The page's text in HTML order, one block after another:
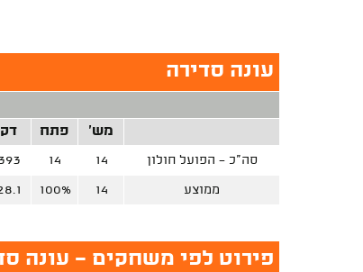
עונה סדירה
מש'
פתח דק
סה"כ - הפועל חולון 14
14
ממוצע 14
100%
פירוט לפי משחקים - עונה